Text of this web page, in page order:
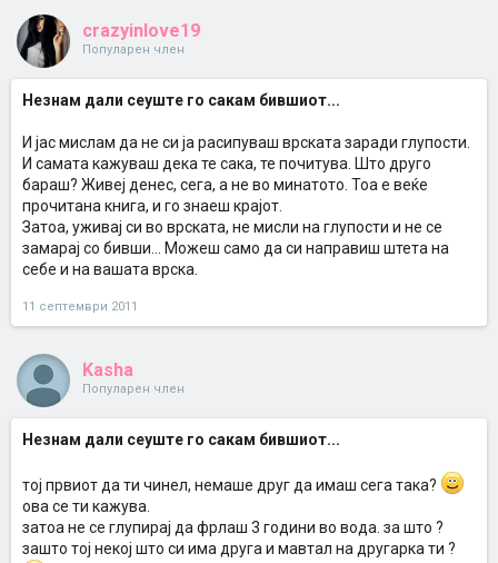
crazyinlove19
Популарен член
Незнам дали сеуште го сакам бившиот...
И јас мислам да не си ја расипуваш врската заради глупости.
И самата кажуваш дека те сака, те почитува. Што друго
бараш? Живеј денес, сега, а не во минатото. Тоа е веќе
прочитана книга, и го знаеш крајот.
Затоа, уживај си во врската, не мисли на глупости и не се
замарај со бивши... Можеш само да си направиш штета на
себе и на вашата врска.
11 септември 2011
Kasha
Популарен член
Незнам дали сеуште го сакам бившиот...
тој првиот да ти чинел, немаше друг да имаш сега така?
ова се ти кажува.
затоа не се глупирај да фрлаш 3 години во вода. за што ?
зашто тој некој што си има друга и мавтал на другарка ти ?